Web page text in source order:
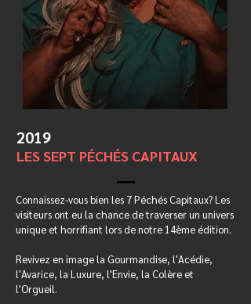
2019
LES SEPT PÉCHÉS CAPITAUX
Connaissez-vous bien les 7 Péchés Capitaux? Les
visiteurs ont eu la chance de traverser un univers
unique et horrifiant lors de notre 14ème édition.
Revivez en image la Gourmandise, l'Acédie,
l'Avarice, la Luxure, l'Envie, la Colère et
l'Orgueil.